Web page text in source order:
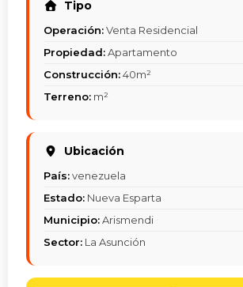
Tipo
Operación:Venta Residencial
Propiedad:Apartamento
Construcción:40m²
Terreno: m²
Ubicación
País:venezuela
Estado: Nueva Esparta
Municipio:Arismendi
Sector: La Asunción